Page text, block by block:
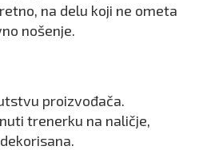
na delu koji ne ometa
nošenje.
proizvođača.
trenerku na naličje,